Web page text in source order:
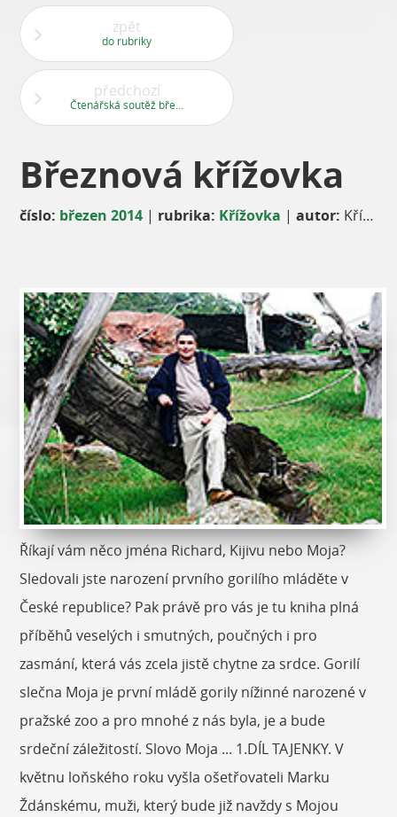
zpět
do rubriky
předchozí
Březnová křížovka
číslo: březen 2014 | rubrika: Křížovka |autor: Křížovku připravil: Petr Šimek
Říkají vám něco jména Richard, Kijivu nebo Moja?
Sledovali jste narození prvního gorilího mláděte v
České republice? Pak právě pro vás je tu kniha plná
příběhů veselých i smutných, poučných i pro
zasmání, která vás zcela jistě chytne za srdce. Gorilí
slečna Moja je první mládě gorily nížinné narozené v
pražské zoo a pro mnohé z nás byla, je a bude
srdeční záležitostí. Slovo Moja ... 1.DÍL TAJENKY. V
květnu loňského roku vyšla ošetřovateli Marku
Ždánskému, muži, který bude již navždy s Mojou